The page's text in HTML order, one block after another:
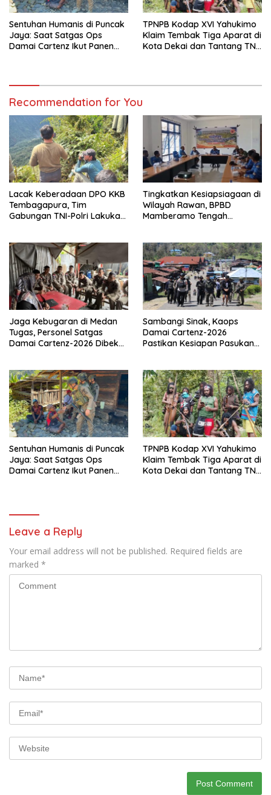
Sentuhan Humanis di Puncak
Jaya: Saat Satgas Ops
Damai Cartenz Ikut Panen
TPNPB Kodap XVI Yahukimo
Klaim Tembak Tiga Aparat di
Kota Dekai dan Tantang TNI-
Recommendation for You
Lacak Keberadaan DPO KKB
Tembagapura, Tim
Gabungan TNI-Polri Lakukan
Tingkatkan Kesiapsiagaan di
Wilayah Rawan, BPBD
Mamberamo Tengah
Jaga Kebugaran di Medan
Tugas, Personel Satgas
Damai Cartenz-2026 Dibekali
Sambangi Sinak, Kaops
Damai Cartenz-2026
Pastikan Kesiapan Pasukan
Sentuhan Humanis di Puncak
Jaya: Saat Satgas Ops
Damai Cartenz Ikut Panen
TPNPB Kodap XVI Yahukimo
Klaim Tembak Tiga Aparat di
Kota Dekai dan Tantang TNI-
Leave a Reply
Your email address will not be published. Required fields are
marked *